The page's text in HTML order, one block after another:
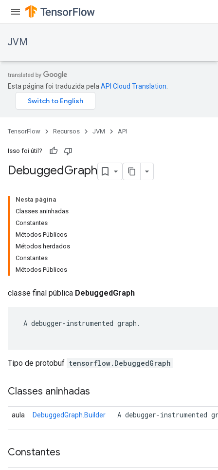
JVM
Esta página foi traduzida pela API Cloud Translation
TensorFlow Recursos JVM API
Isso foi útil?
DebuggedGraph
Nesta página
Classes aninhadas
Constantes
Métodos Públicos
Métodos herdados
Constantes
Métodos Públicos
classe final pública DebuggedGraph
A debugger-instrumented graph.
Tipo de protobuf tensorflow.DebuggedGraph
Classes aninhadas
aula DebuggedGraph.Builder A debugger-instrumented
Constantes